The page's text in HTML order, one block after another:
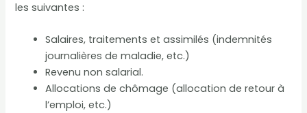
les suivantes :
Salaires, traitements et assimilés (indemnités
journalières de maladie, etc.)
Revenu non salarial.
Allocations de chômage (allocation de retour à
l’emploi, etc.)